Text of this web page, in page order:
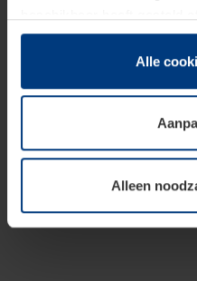
hun diensten hebben
Juridisch hebben wij het
van deze pagina's
soorten cookies is uw
toestemming kunt u op elk
wijzigen of herroepen.
Alle
Alleen